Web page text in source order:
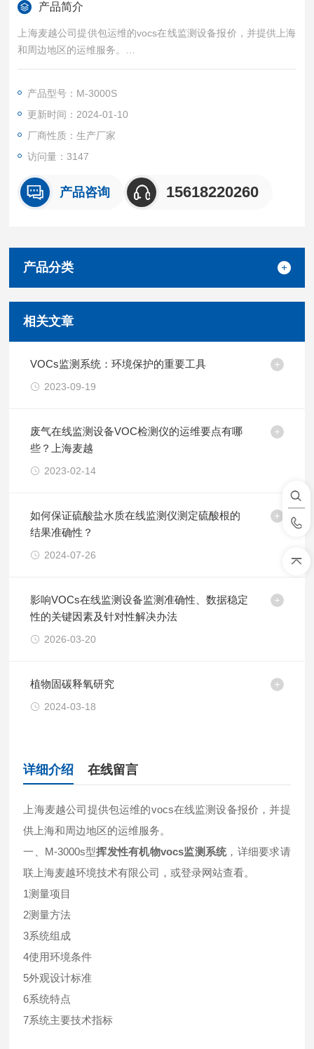
产品简介
上海麦越公司提供包运维的vocs在线监测设备报价，并提供上海
和周边地区的运维服务。
挥发性有机物vocs监测系统 可同时测量NMHC和其它特征污染
快捷；程序温控，测量精度高。
产品型号：M-3000S
更新时间：2024-01-10
厂商性质：生产厂家
访问量：3147
产品咨询 15618220260
产品分类
相关文章
VOCs监测系统：环境保护的重要工具
2023-09-19
废气在线监测设备VOC检测仪的运维要点有哪
些？上海麦越
2023-02-14
如何保证硫酸盐水质在线监测仪测定硫酸根的
结果准确性？
2024-07-26
影响VOCs在线监测设备监测准确性、数据稳定
性的关键因素及针对性解决办法
2026-03-20
植物固碳释氧研究
2024-03-18
详细介绍 在线留言
上海麦越公司提供包运维的vocs在线监测设备报价，并提
供上海和周边地区的运维服务。
一、M-3000s型挥发性有机物vocs监测系统，详细要求请
联上海麦越环境技术有限公司，或登录网站查看。
1测量项目
2测量方法
3系统组成
4使用环境条件
5外观设计标准
6系统特点
7系统主要技术指标